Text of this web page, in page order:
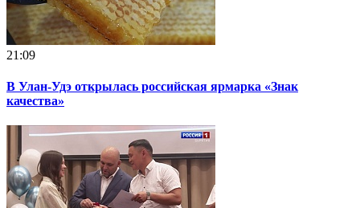
21:09
В Улан-Удэ открылась российская ярмарка «Знак
качества»